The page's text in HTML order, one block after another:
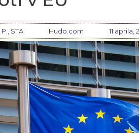
P., STA Hudo.com 11 aprila,